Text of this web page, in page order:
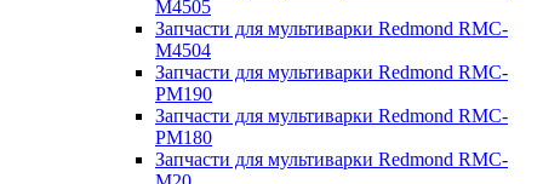
M4505
Запчасти для мультиварки Redmond RMC-
M4504
Запчасти для мультиварки Redmond RMC-
PM190
Запчасти для мультиварки Redmond RMC-
PM180
Запчасти для мультиварки Redmond RMC-